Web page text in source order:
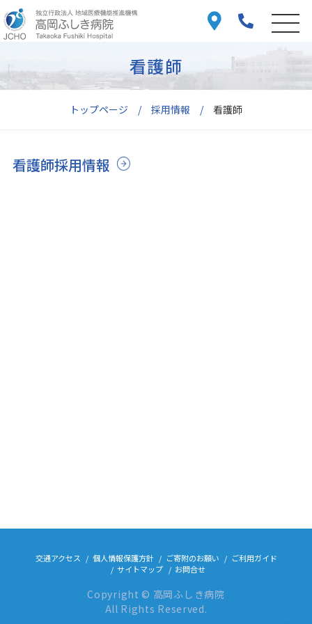
トップページ 採用情報 看護師
看護師
看護師採用情報
交通アクセス 個人情報保護方針 ご寄附のお願い
ご利用ガイド
サイトマップ
お問合せ
Copyright © 高岡ふしき病院
All Rights Reserved.